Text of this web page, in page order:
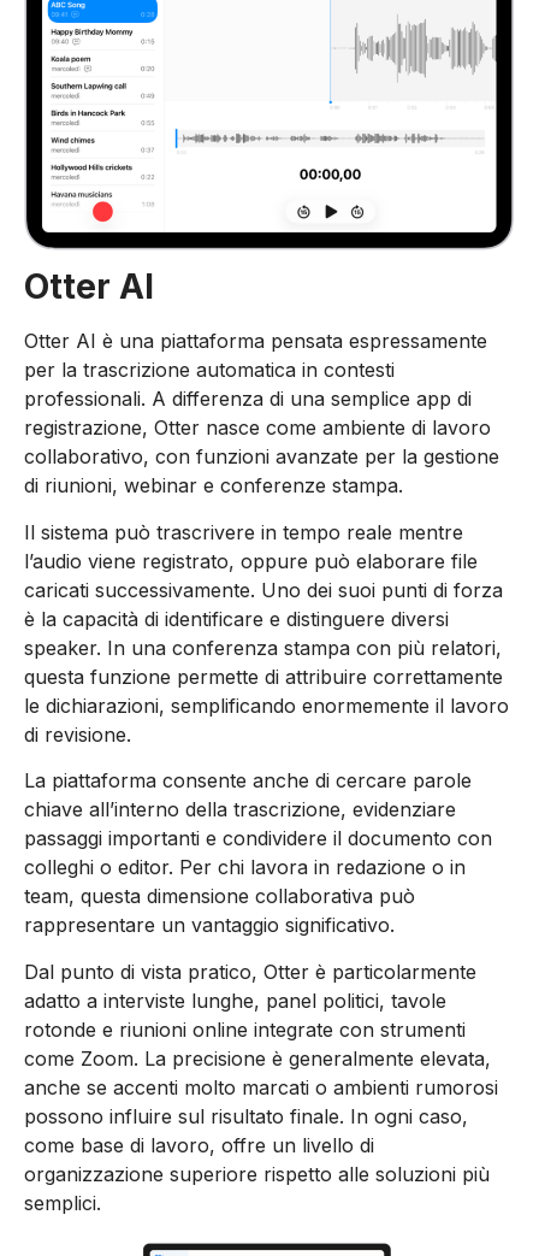
Otter AI
Otter AI è una piattaforma pensata espressamente
per la trascrizione automatica in contesti
professionali. A differenza di una semplice app di
registrazione, Otter nasce come ambiente di lavoro
collaborativo, con funzioni avanzate per la gestione
di riunioni, webinar e conferenze stampa.
Il sistema può trascrivere in tempo reale mentre
l’audio viene registrato, oppure può elaborare file
caricati successivamente. Uno dei suoi punti di forza
è la capacità di identificare e distinguere diversi
speaker. In una conferenza stampa con più relatori,
questa funzione permette di attribuire correttamente
le dichiarazioni, semplificando enormemente il lavoro
di revisione.
La piattaforma consente anche di cercare parole
chiave all’interno della trascrizione, evidenziare
passaggi importanti e condividere il documento con
colleghi o editor. Per chi lavora in redazione o in
team, questa dimensione collaborativa può
rappresentare un vantaggio significativo.
Dal punto di vista pratico, Otter è particolarmente
adatto a interviste lunghe, panel politici, tavole
rotonde e riunioni online integrate con strumenti
come Zoom. La precisione è generalmente elevata,
anche se accenti molto marcati o ambienti rumorosi
possono influire sul risultato finale. In ogni caso,
come base di lavoro, offre un livello di
organizzazione superiore rispetto alle soluzioni più
semplici.